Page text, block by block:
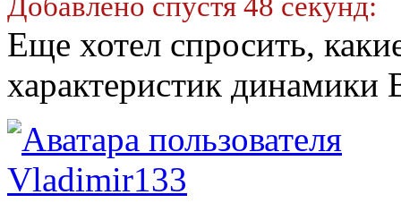
Еще хотел спросить,
характеристик динамики
Vladimir133